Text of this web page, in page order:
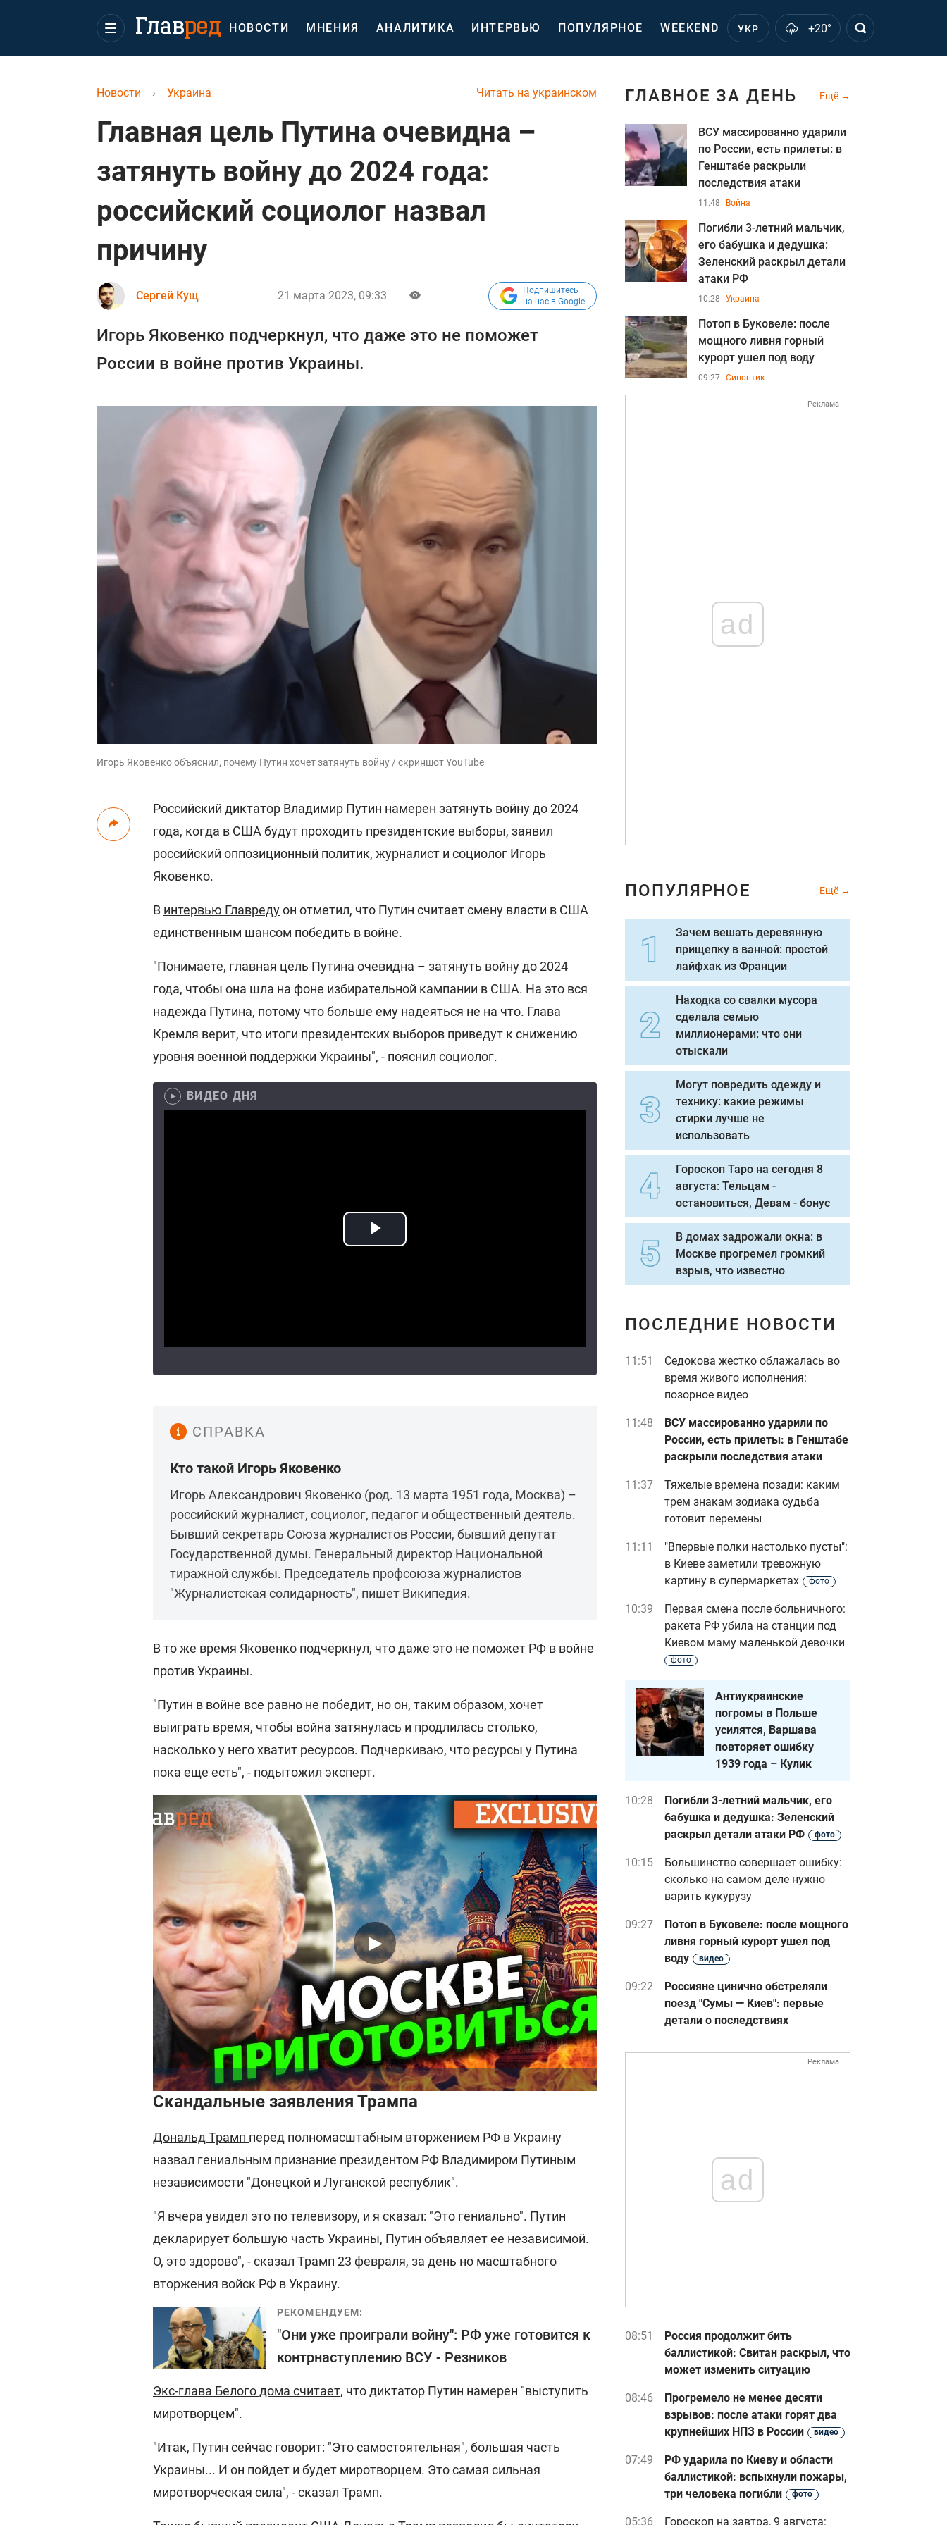
НОВОСТИ МНЕНИЯ АНАЛИТИКА ИНТЕРВЬЮ ПОПУЛЯРНОЕ WEEKEND УКР +20°
Читать на украинском
Новости › Украина
Главная цель Путина очевидна –
затянуть войну до 2024 года:
российский социолог назвал
причину
Сергей Кущ 21 марта 2023, 09:33
Подпишитесь
на нас в Google
Игорь Яковенко подчеркнул, что даже это не поможет
России в войне против Украины.
Игорь Яковенко объяснил, почему Путин хочет затянуть войну / скриншот YouTube
Российский диктатор Владимир Путин намерен затянуть войну до 2024
года, когда в США будут проходить президентские выборы, заявил
российский оппозиционный политик, журналист и социолог Игорь
Яковенко.
В интервью Главредуон отметил, что Путин считает смену власти в США
единственным шансом победить в войне.
"Понимаете, главная цель Путина очевидна – затянуть войну до 2024
года, чтобы она шла на фоне избирательной кампании в США. На это вся
надежда Путина, потому что больше ему надеяться не на что. Глава
Кремля верит, что итоги президентских выборов приведут к снижению
уровня военной поддержки Украины", - пояснил социолог.
ВИДЕО ДНЯ
СПРАВКА
Кто такой Игорь Яковенко
Игорь Александрович Яковенко (род. 13 марта 1951 года, Москва) –
российский журналист, социолог, педагог и общественный деятель.
Бывший секретарь Союза журналистов России, бывший депутат
Государственной думы. Генеральный директор Национальной
тиражной службы. Председатель профсоюза журналистов
"Журналистская солидарность", пишет Википедия.
В то же время Яковенко подчеркнул, что даже это не поможет РФ в войне
против Украины.
"Путин в войне все равно не победит, но он, таким образом, хочет
выиграть время, чтобы война затянулась и продлилась столько,
насколько у него хватит ресурсов. Подчеркиваю, что ресурсы у Путина
пока еще есть", - подытожил эксперт.
Скандальные заявления Трампа
Дональд Трамп перед полномасштабным вторжением РФ в Украину
назвал гениальным признание президентом РФ Владимиром Путиным
независимости "Донецкой и Луганской республик".
"Я вчера увидел это по телевизору, и я сказал: "Это гениально". Путин
декларирует большую часть Украины, Путин объявляет ее независимой.
О, это здорово", - сказал Трамп 23 февраля, за день но масштабного
вторжения войск РФ в Украину.
РЕКОМЕНДУЕМ:
"Они уже проиграли войну": РФ уже готовится к
контрнаступлению ВСУ - Резников
Экс-глава Белого дома считает, что диктатор Путин намерен "выступить
миротворцем".
"Итак, Путин сейчас говорит: "Это самостоятельная", большая часть
Украины... И он пойдет и будет миротворцем. Это самая сильная
миротворческая сила", - сказал Трамп.
ГЛАВНОЕ ЗА ДЕНЬ Ещё
ВСУ массированно ударили
по России, есть прилеты: в
Генштабе раскрыли
последствия атаки
11:48 Война
Погибли 3-летний мальчик,
его бабушка и дедушка:
Зеленский раскрыл детали
атаки РФ
10:28 Украина
Потоп в Буковеле: после
мощного ливня горный
курорт ушел под воду
09:27 Синоптик
Реклама
ad
ПОПУЛЯРНОЕ Ещё
Зачем вешать деревянную
прищепку в ванной: простой
лайфхак из Франции
Находка со свалки мусора
сделала семью
миллионерами: что они
отыскали
Могут повредить одежду и
технику: какие режимы
стирки лучше не
использовать
Гороскоп Таро на сегодня 8
августа: Тельцам -
остановиться, Девам - бонус
В домах задрожали окна: в
Москве прогремел громкий
взрыв, что известно
ПОСЛЕДНИЕ НОВОСТИ
11:51
Седокова жестко облажалась во
время живого исполнения:
позорное видео
11:48
ВСУ массированно ударили по
России, есть прилеты: в Генштабе
раскрыли последствия атаки
11:37
Тяжелые времена позади: каким
трем знакам зодиака судьба
готовит перемены
11:11
"Впервые полки настолько пусты":
в Киеве заметили тревожную
картину в супермаркетах
фото
10:39
Первая смена после больничного:
ракета РФ убила на станции под
Киевом маму маленькой девочки
фото
Антиукраинские
погромы в Польше
усилятся, Варшава
повторяет ошибку
1939 года – Кулик
10:28
Погибли 3-летний мальчик, его
бабушка и дедушка: Зеленский
раскрыл детали атаки РФ
фото
10:15
Большинство совершает ошибку:
сколько на самом деле нужно
варить кукурузу
09:27
Потоп в Буковеле: после мощного
ливня горный курорт ушел под
воду
видео
09:22
Россияне цинично обстреляли
поезд "Сумы — Киев": первые
детали о последствиях
Реклама
ad
08:51
Россия продолжит бить
баллистикой: Свитан раскрыл, что
может изменить ситуацию
08:46
Прогремело не менее десяти
взрывов: после атаки горят два
крупнейших НПЗ в России
видео
07:49
РФ ударила по Киеву и области
баллистикой: вспыхнули пожары,
три человека погибли
фото
05:36 Гороскоп на завтра, 9 августа: